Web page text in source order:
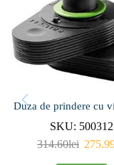
Duza de prindere cu
SKU: 500312
314.60lei